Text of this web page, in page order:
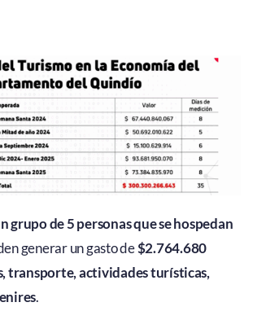
grupo de 5 personas que se hospedan
generar un gasto de$2.764.680
transporte, actividades turísticas,
.